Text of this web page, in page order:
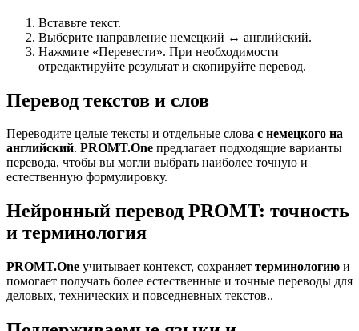
Вставьте текст.
Выберите направление немецкий ↔ английский.
Нажмите «Перевести». При необходимости
отредактируйте результат и скопируйте перевод.
Перевод текстов и слов
Переводите целые тексты и отдельные слова с немецкого на
английский. PROMT.One предлагает подходящие варианты
перевода, чтобы вы могли выбрать наиболее точную и
естественную формулировку.
Нейронный перевод PROMT: точность
и терминология
PROMT.One учитывает контекст, сохраняет терминологию и
помогает получать более естественные и точные переводы для
деловых, технических и повседневных текстов..